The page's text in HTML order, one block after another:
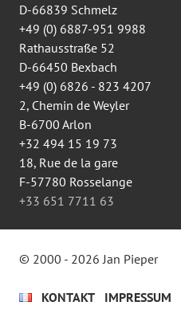
D-66839 Schmelz
+49 (0) 6887-951 9988
Rathausstraße 52
D-66450 Bexbach
+49 (0) 6826 - 823 4207
2, Chemin de Weyler
B-6700 Arlon
+32 494 15 19 73
18, Rue de la gare
F-57780 Rosselange
+33 651 7711 63
© 2000 - 2026 Jan Pieper
KONTAKT IMPRESSUM